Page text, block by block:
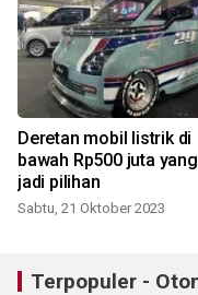
Deretan mobil listrik di
bawah Rp500 juta
jadi pilihan
Sabtu, 21 Oktober 2023
Terpopuler -